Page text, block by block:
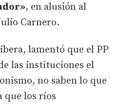
, en alusión al
Carnero.
lamentó que el PP
las instituciones el
no saben lo que
que los ríos